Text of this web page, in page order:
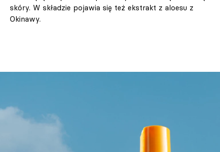
skóry. W składzie pojawia się też ekstrakt z aloesu z
Okinawy.